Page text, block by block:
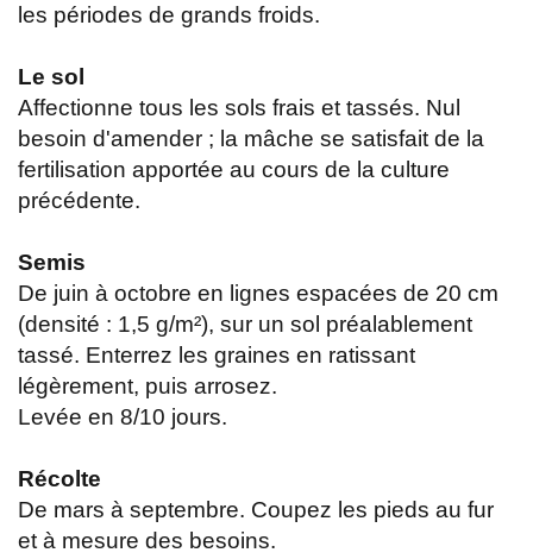
les périodes de grands froids.
Le sol
Affectionne tous les sols frais et tassés. Nul
besoin d'amender ; la mâche se satisfait de la
fertilisation apportée au cours de la culture
précédente.
Semis
De juin à octobre en lignes espacées de 20 cm
(densité : 1,5 g/m²), sur un sol préalablement
tassé. Enterrez les graines en ratissant
légèrement, puis arrosez.
Levée en 8/10 jours.
Récolte
De mars à septembre. Coupez les pieds au fur
et à mesure des besoins.